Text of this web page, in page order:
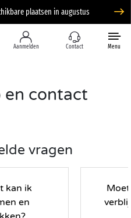
Aanmelden Contact Menu
en contact
vragen
kan ik
en